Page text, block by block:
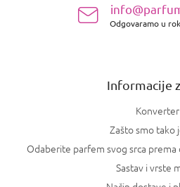
Odgovaramo u
Informacije
Konverter
Zašto smo tako
Odaberite parfem svog srca
Sastav i vrste